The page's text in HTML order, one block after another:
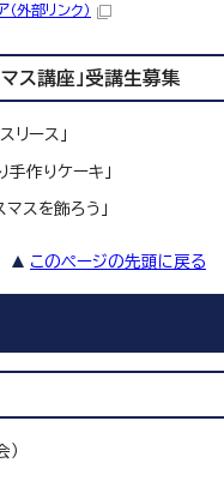
（外部リンク）
ス講座」受講生募集
リース」
手作りケーキ」
スを飾ろう」
このページの先頭に戻る